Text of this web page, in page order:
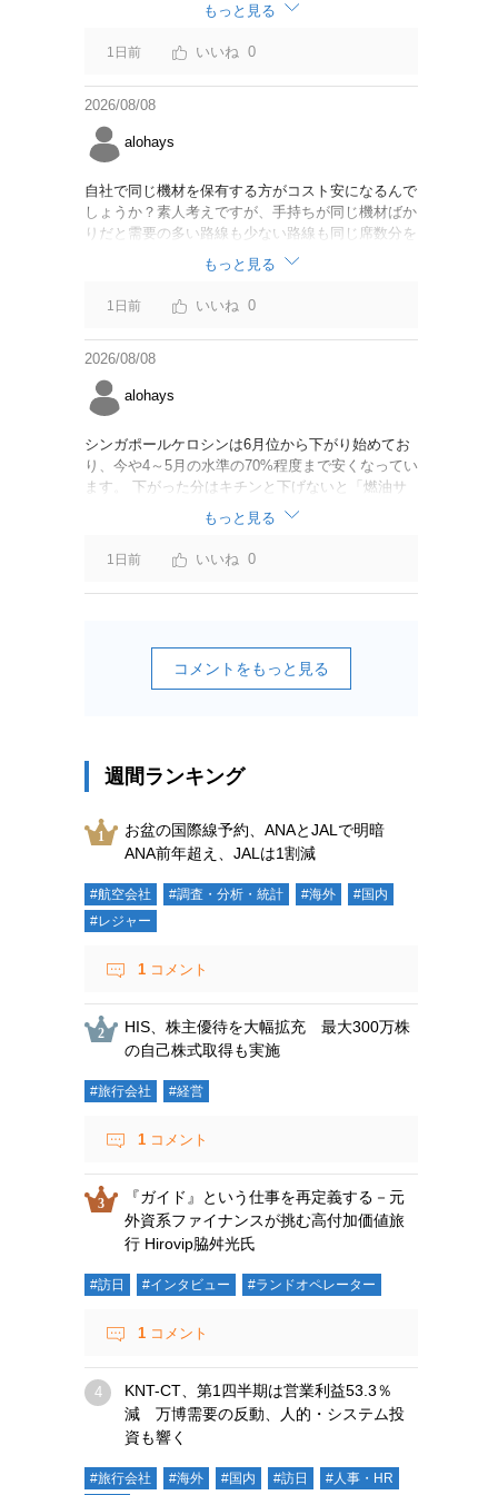
もっと見る
1日前 0
2026/08/08
alohays
自社で同じ機材を保有する方がコスト安になるんで
しょうか？素人考えですが、手持ちが同じ機材ばか
りだと需要の多い路線も少ない路線も同じ席数分を
供給することになるので、需要が多い路線には大型
機材を当て、少ない路線には小型機材を当てるな
ど、席数を調整するにはリース契約の方が対応しや
すいと思いました。
もっと見る
1日前 0
2026/08/08
alohays
シンガポールケロシンは6月位から下がり始めてお
り、今や4～5月の水準の70%程度まで安くなってい
ます。 下がった分はキチンと下げないと「燃油サ
ーチャージ＝利益」と判断されますよ。
もっと見る
1日前 0
コメントをもっと見る
週間ランキング
お盆の国際線予約、ANAとJALで明暗
ANA前年超え、JALは1割減
#航空会社 #調査・分析・統計 #海外
#国内
#レジャー
1 コメント
HIS、株主優待を大幅拡充 最大300万株
の自己株式取得も実施
#旅行会社 #経営
1 コメント
『ガイド』という仕事を再定義する－元
外資系ファイナンスが挑む高付加価値旅
行 Hirovip脇舛光氏
#訪日 #インタビュー #ランドオペレーター
1 コメント
KNT-CT、第1四半期は営業利益53.3％
減 万博需要の反動、人的・システム投
資も響く
#旅行会社 #海外 #国内 #訪日 #人事・HR